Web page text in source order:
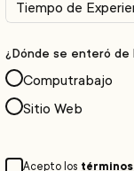
¿Dónde se enteró de
Computrabajo
Sitio Web
Acepto los